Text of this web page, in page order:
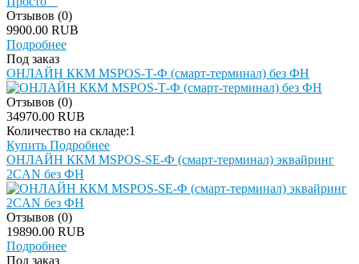
Отзывов (0)
9900.00 RUB
Подробнее
Под заказ
ОНЛАЙН ККМ MSPOS-Т-Ф (смарт-терминал) без ФН
Отзывов (0)
34970.00 RUB
Количество на складе:1
Купить Подробнее
ОНЛАЙН ККМ MSPOS-SE-Ф (смарт-терминал) эквайринг
2CAN без ФН
Отзывов (0)
19890.00 RUB
Подробнее
Под заказ